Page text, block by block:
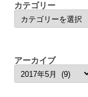
カテゴリー
カ
テ
ゴ
アーカイブ
ア
ー
カ